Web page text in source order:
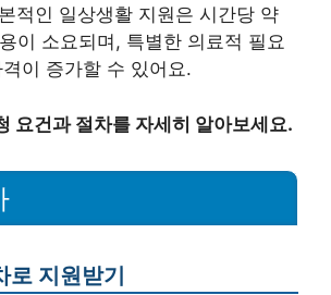
적인 일상생활 지원은 시간당 약
이 소요되며, 특별한 의료적 필요
이 증가할 수 있어요.
요건과 절차를 자세히 알아보세요.
로 지원받기